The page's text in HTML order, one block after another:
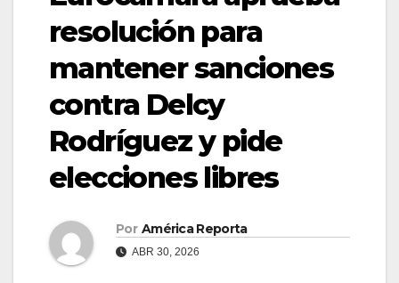
resolución para
mantener sanciones
contra Delcy
Rodríguez y pide
elecciones libres
Por América Reporta
ABR 30, 2026